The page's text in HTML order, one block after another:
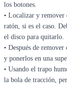
los botones.
• Localizar y remover
ratón, si es el caso.
el disco para quitarlo.
• Después de
y ponerlos en una
• Usando el trapo
la bola de tracción,